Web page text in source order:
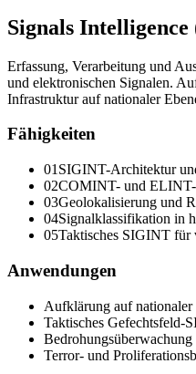
Signals
Erfassung, Verarbeitung und
und elektronischen Signalen.
Infrastruktur auf nationaler
Fähigkeiten
01 SIGINT-Architektur
02COMINT- und ELINT-
03Geolokalisierung und
04Signalklassifikation in
05Taktisches SIGINT für
Anwendungen
Aufklärung auf nationaler
Taktisches Gefechtsfeld-
Terror- und